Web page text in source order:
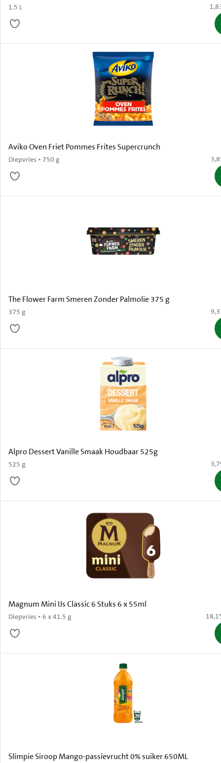
1.5 L €
Aviko Oven Friet Pommes Frites Supercrunch
Diepvries • 750 g €
The Flower Farm Smeren Zonder Palmolie 375 g
375 g €
Alpro Dessert Vanille Smaak Houdbaar 525g
525 g €
Magnum Mini IJs Classic 6 Stuks 6 x 55ml
Diepvries • 6 x 41.5 g €
Slimpie Siroop Mango-passievrucht 0% suiker 650ML